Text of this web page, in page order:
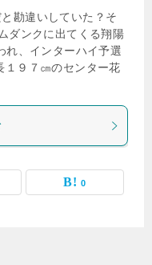
勘違いしていた？そ
ダンクに出てくる翔陽
れ、インターハイ予選
１９７㎝のセンター花
0